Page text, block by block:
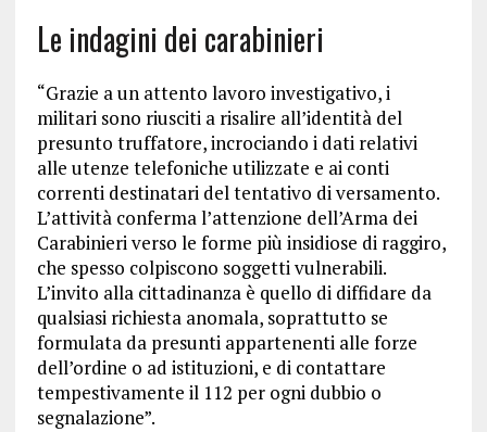
Le indagini dei carabinieri
“Grazie a un attento lavoro investigativo, i
militari sono riusciti a risalire all’identità del
presunto truffatore, incrociando i dati relativi
alle utenze telefoniche utilizzate e ai conti
correnti destinatari del tentativo di versamento.
L’attività conferma l’attenzione dell’Arma dei
Carabinieri verso le forme più insidiose di raggiro,
che spesso colpiscono soggetti vulnerabili.
L’invito alla cittadinanza è quello di diffidare da
qualsiasi richiesta anomala, soprattutto se
formulata da presunti appartenenti alle forze
dell’ordine o ad istituzioni, e di contattare
tempestivamente il 112 per ogni dubbio o
segnalazione”.